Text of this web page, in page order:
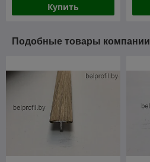
Купить
Подобные товары компании